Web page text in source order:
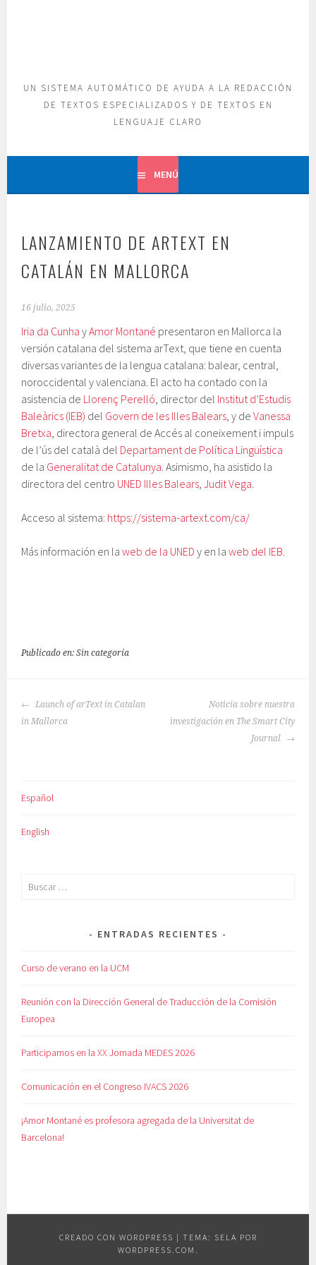
UN SISTEMA AUTOMÁTICO DE AYUDA A LA REDACCIÓN
DE TEXTOS ESPECIALIZADOS Y DE TEXTOS EN
LENGUAJE CLARO
MENÚ
LANZAMIENTO DE ARTEXT EN
CATALÁN EN MALLORCA
16 julio, 2025
Iria da Cunha yAmor Montané presentaron en Mallorca la
versión catalana del sistema arText, que tiene en cuenta
diversas variantes de la lengua catalana: balear, central,
noroccidental y valenciana. El acto ha contado con la
asistencia de Llorenç Perelló, director del Institut d’Estudis
Baleàrics (IEB) del Govern de les Illes Balears, y deVanessa
Bretxa, directora general de Accés al coneixement i impuls
de l’ús del català del Departament de Política Lingüística
de la Generalitat de Catalunya. Asimismo, ha asistido la
directora del centro UNED Illes Balears,Judit Vega.
Acceso al sistema: https://sistema-artext.com/ca/
Más información en laweb de la UNED y en laweb del IEB.
Publicado en: Sin categoría
NAVEGACIÓN
DE
Launch of arText in Catalan
in Mallorca
Noticia sobre nuestra
investigación en The Smart City
Journal
Español
English
Buscar:
ENTRADAS RECIENTES
Curso de verano en la UCM
Reunión con la Dirección General de Traducción de la Comisión
Europea
Participamos en la XX Jornada MEDES 2026
Comunicación en el Congreso IVACS 2026
¡Amor Montané es profesora agregada de la Universitat de
Barcelona!
CREADO CON WORDPRESS | TEMA: SELA POR
WORDPRESS.COM